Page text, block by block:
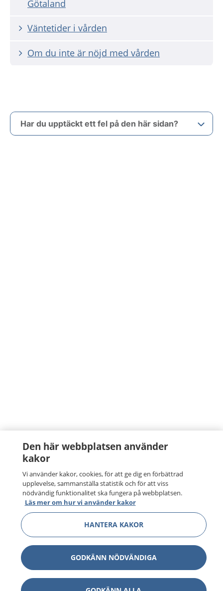
Götaland
Väntetider i vården
Om du inte är nöjd med vården
Har du upptäckt ett fel på den här sidan?
Den här webbplatsen använder
kakor
Vi använder kakor, cookies, för att ge dig en förbättrad
upplevelse, sammanställa statistik och för att viss
nödvändig funktionalitet ska fungera på webbplatsen.
Läs mer om hur vi använder kakor
HANTERA KAKOR
GODKÄNN NÖDVÄNDIGA